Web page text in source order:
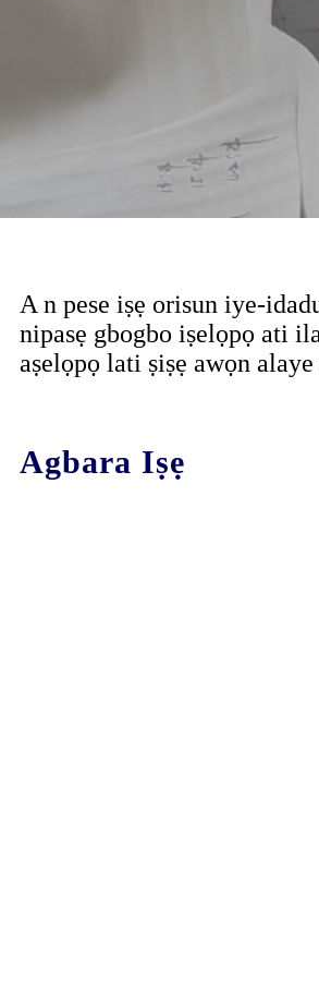
A n pese iṣẹ orisun iye-
nipasẹ gbogbo iṣelọpọ ati
aṣelọpọ lati ṣiṣẹ awọn
Agbara Iṣẹ